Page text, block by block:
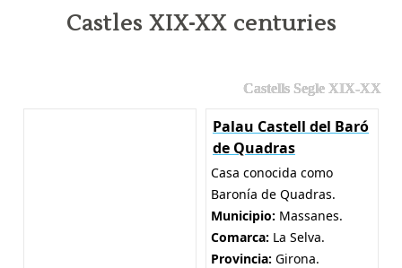
Castles XIX-XX centuries
Castells Segle XIX-XX
Palau Castell del Baró
de Quadras
Casa conocida como
Baronía de Quadras.
Municipio: Massanes.
Comarca: La Selva.
Provincia: Girona.